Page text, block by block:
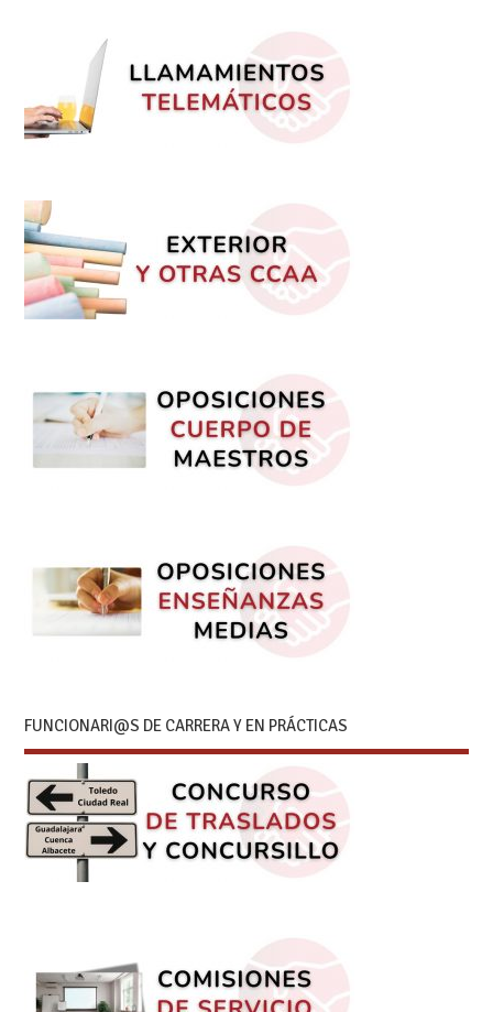
FUNCIONARI@S DE CARRERA Y EN PRÁCTICAS